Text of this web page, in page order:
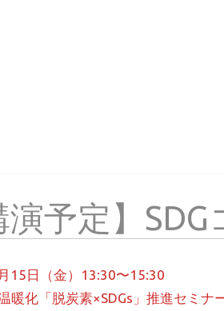
演予定】
15日（金）13:30〜15:30
暖化「脱炭素×SDGs」推進セミナ